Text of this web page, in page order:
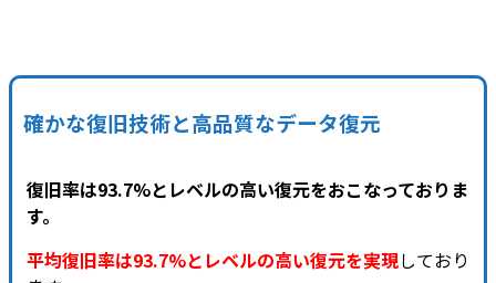
確かな復旧技術と高品質なデータ復元
復旧率は93.7%とレベルの高い復元をおこなっておりま
す。
平均復旧率は93.7%とレベルの高い復元を実現しており